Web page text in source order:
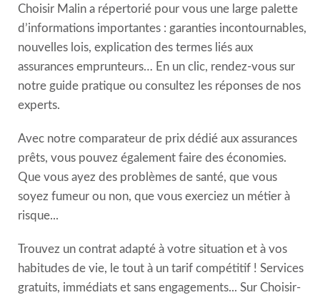
Choisir Malin a répertorié pour vous une large palette
d’informations importantes : garanties incontournables,
nouvelles lois, explication des termes liés aux
assurances emprunteurs… En un clic, rendez-vous sur
notre guide pratique ou consultez les réponses de nos
experts.
Avec notre comparateur de prix dédié aux assurances
prêts, vous pouvez également faire des économies.
Que vous ayez des problèmes de santé, que vous
soyez fumeur ou non, que vous exerciez un métier à
risque...
Trouvez un contrat adapté à votre situation et à vos
habitudes de vie, le tout à un tarif compétitif ! Services
gratuits, immédiats et sans engagements... Sur Choisir-